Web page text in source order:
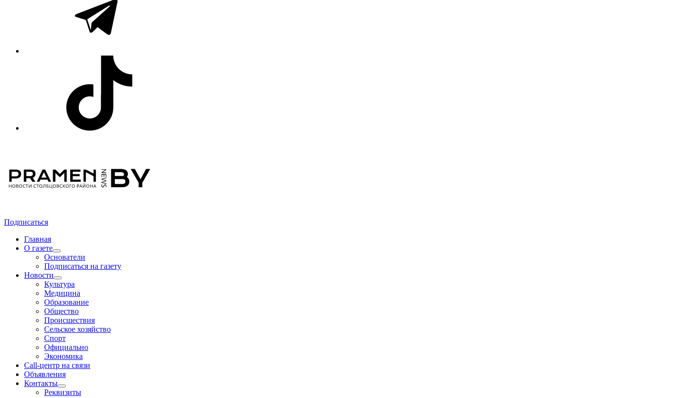
Подписаться
Главная
О газете
Основатели
Подписаться на газету
Новости
Культура
Медицина
Образование
Общество
Происшествия
Сельское хозяйство
Спорт
Официально
Экономика
Call-центр на связи
Объявления
Контакты
Реквизиты